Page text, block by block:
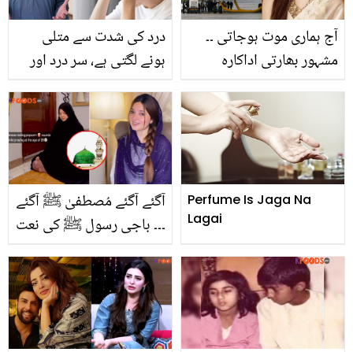
درد کی شدت سے متلی
ہونے لگتی ہے، سر درد اور
علاج ۔۔ ڈاکٹر عیسٰی کا
آسان نسخہ اور کچھ
گھریلو ٹوٹکے
آج ہماری موت ہوجاتی ۔۔
مشہور بھارتی اداکارہ
بچ گئیں، جہاز میں کیا
اچانک کیا خرابی ہوگئی
تھی؟ دیکھئے
آگئے آگئے مُصطفیٰ ﷺ آگئے
۔۔۔ باجی رسول ﷺ کی نعت
بیٹھی ہو؟ ربیکا کے نعت
پڑھنے پر سوشل میڈیا
صارفین بھڑک اُٹھے
Perfume Is Jaga Na
Lagai